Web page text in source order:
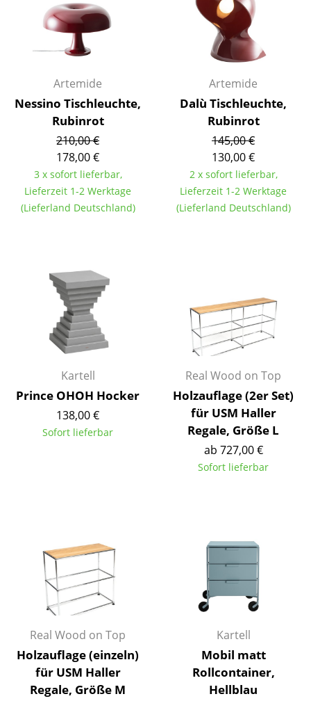
Aufbewahren
Regale & Schränke
Wandregale
Sideboards & Kommoden
TV Möbel
Beistell- & Rollcontainer
Barmöbel
Einzelteile
... alle Aufbewahrungsmöbel
Hängeleuchten & Deckenleuchten
Tischleuchten
Schreibtischleuchten
Outdoor-Leuchten
Akkuleuchten
... alle Leuchten
Betten
Doppelbetten
Einzelbetten
Artemide
Nessino Tischleuchte,
Rubinrot
210,00 €
178,00 €
3 x sofort lieferbar,
Lieferzeit 1-2 Werktage
(Lieferland Deutschland)
Artemide
Dalù Tischleuchte,
Rubinrot
145,00 €
130,00 €
2 x sofort lieferbar,
Lieferzeit 1-2 Werktage
(Lieferland Deutschland)
Kartell
Prince OHOH Hocker
138,00 €
Sofort lieferbar
Real Wood on Top
Holzauflage (2er Set)
für USM Haller
Regale, Größe L
ab 727,00 €
Sofort lieferbar
Real Wood on Top
Holzauflage (einzeln)
für USM Haller
Regale, Größe M
Kartell
Mobil matt
Rollcontainer,
Hellblau